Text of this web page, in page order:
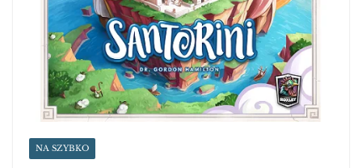
NA SZYBKO